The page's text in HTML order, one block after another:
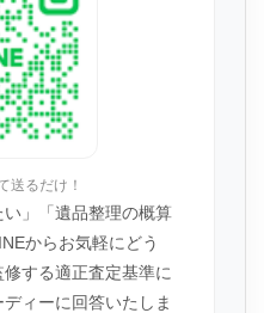
送るだけ！
い」「遺品整理の概算
からお気軽にどう
する適正査定基準に
ィーに回答いたしま